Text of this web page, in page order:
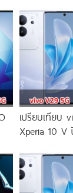
เปรียบเทียบ
Xperia 10 V